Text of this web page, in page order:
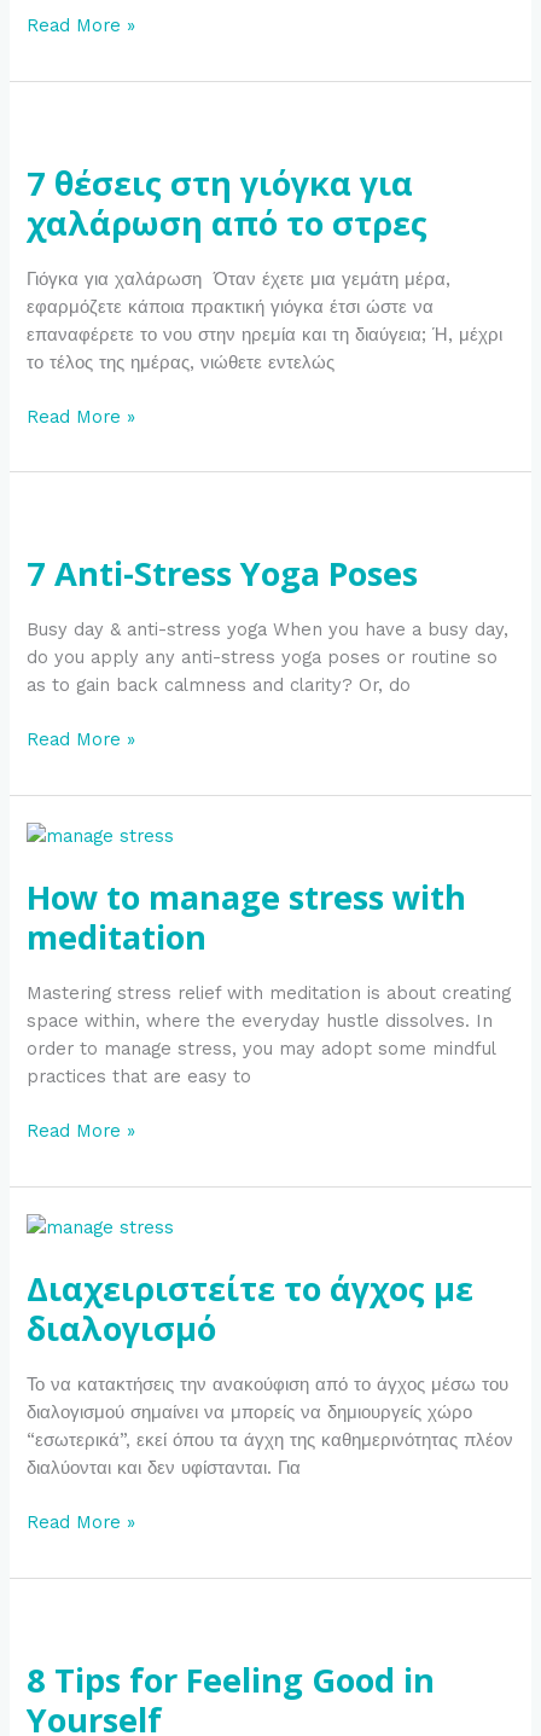
Read More »
7 θέσεις στη γιόγκα για
χαλάρωση από το στρες
Γιόγκα για χαλάρωση Όταν έχετε μια γεμάτη μέρα,
εφαρμόζετε κάποια πρακτική γιόγκα έτσι ώστε να
επαναφέρετε το νου στην ηρεμία και τη διαύγεια; Ή, μέχρι
το τέλος της ημέρας, νιώθετε εντελώς
στη
για
από
το
στρες
Read More »
7 Anti-Stress Yoga Poses
Busy day & anti-stress yoga When you have a busy day,
do you apply any anti-stress yoga poses or routine so
as to gain back calmness and clarity? Or, do
Stress
Poses
Read More »
How to manage stress with
meditation
Mastering stress relief with meditation is about creating
space within, where the everyday hustle dissolves. In
order to manage stress, you may adopt some mindful
practices that are easy to
How
manage
with
Read More »
Διαχειριστείτε το άγχος με
διαλογισμό
Το να κατακτήσεις την ανακούφιση από το άγχος μέσω του
διαλογισμού σημαίνει να μπορείς να δημιουργείς χώρο
“εσωτερικά”, εκεί όπου τα άγχη της καθημερινότητας πλέον
διαλύονται και δεν υφίστανται. Για
Διαχειριστείτε
άγχος
διαλογισμό
Read More »
8 Tips for Feeling Good in
Yourself
for
Good